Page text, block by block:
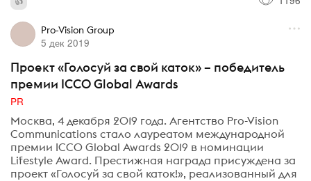
Pro-Vision Group
5 дек 2019
Проект «Голосуй за свой каток» – победитель
премии ICCO Global Awards
PR
Москва, 4 декабря 2019 года. Агентство Pro-Vision
Communications стало лауреатом международной
премии ICCO Global Awards 2019 в номинации
Lifestyle Award. Престижная награда присуждена за
проект «Голосуй за свой каток!», реализованный для